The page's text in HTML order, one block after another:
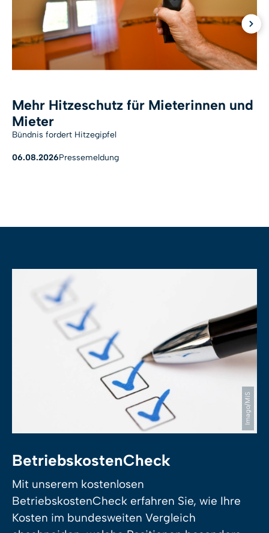
Mehr Hitzeschutz für Mieterinnen und
Mieter
Bündnis fordert Hitzegipfel
06.08.2026Pressemeldung
Imago/MiS
BetriebskostenCheck
Mit unserem kostenlosen
BetriebskostenCheck erfahren Sie, wie Ihre
Kosten im bundesweiten Vergleich